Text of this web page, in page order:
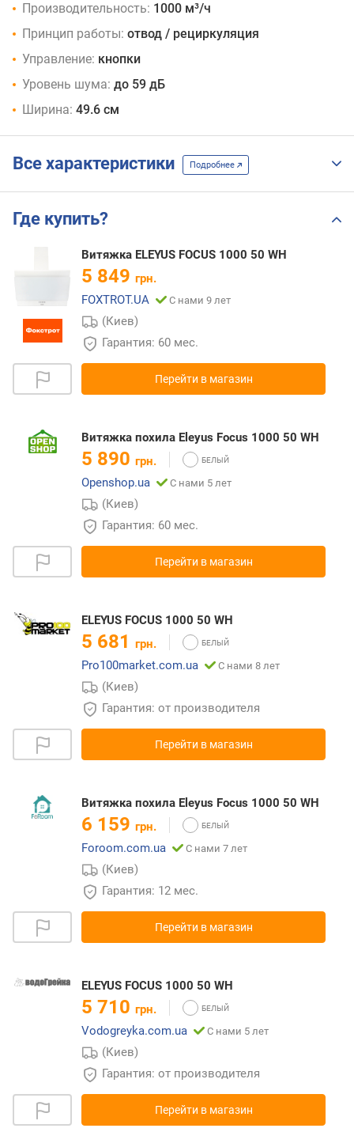
Производительность: 1000 м³/ч
Принцип работы: отвод / рециркуляция
Управление: кнопки
Уровень шума: до 59 дБ
Ширина: 49.6 см
Все характеристики Подробнее
Где купить?
Витяжка ELEYUS FOCUS 1000 50 WH
5 849 грн.
FOXTROT.UA
С нами 9 лет
(Киев)
Гарантия: 60 мес.
Перейти в магазин
Витяжка похила Eleyus Focus 1000 50 WH
5 890 грн.
Openshop.ua
С нами 5 лет
(Киев)
Гарантия: 60 мес.
Перейти в магазин
ELEYUS FOCUS 1000 50 WH
5 681 грн.
Pro100market.com.ua
С нами 8 лет
(Киев)
Гарантия: от производителя
Перейти в магазин
Витяжка похила Eleyus Focus 1000 50 WH
6 159 грн.
Foroom.com.ua
С нами 7 лет
(Киев)
Гарантия: 12 мес.
Перейти в магазин
ELEYUS FOCUS 1000 50 WH
5 710 грн.
Vodogreyka.com.ua
С нами 5 лет
(Киев)
Гарантия: от производителя
Перейти в магазин